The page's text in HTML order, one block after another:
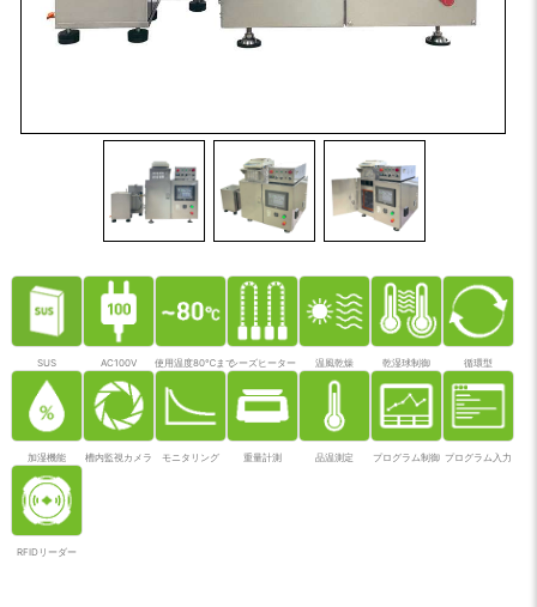
SUS AC100V 使用温度80℃までシーズヒーター 温風乾燥 乾湿球制御 循環型
加湿機能 槽内監視カメラ モニタリング 重量計測 品温測定 プログラム制御 プログラム入力
RFIDリーダー